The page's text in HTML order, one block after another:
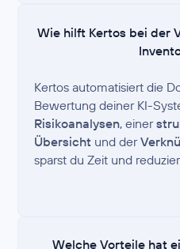
Wie hilft Kertos bei der
Kertos automatisiert die
Bewertung deiner KI-
Risikoanalysen, einer
Übersicht und der
sparst du Zeit und
Welche Vorteile hat